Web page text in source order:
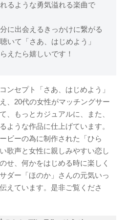
るような勇気溢れる楽曲で
に出会えるきっかけに繋がる
いて「さあ、はじめよう」
えたら嬉しいです！
ンセプト「さあ、はじめよう」
、20代の女性がマッチングサー
、もっとカジュアルに、また、
ような作品に仕上げています。
ビーの為に制作された「ひら
歌声と女性に親しみやすい恋し
せ、何かをはじめる時に楽しく
ダー「ほのか」さんの元気いっ
えています。是非ご覧くださ